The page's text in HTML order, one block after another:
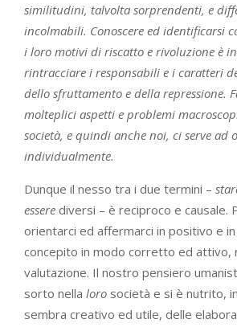
similitudini, talvolta sorprendenti, e
incolmabili. Conoscere ed identificarsi
i loro motivi di riscatto e rivoluzione è
rintracciare i responsabili e i caratteri
dello sfruttamento e della repressione.
molteplici aspetti e problemi
società, e quindi anche noi, ci serve ad
individualmente.
Dunque il nesso tra i due termini –
essere diversi – è reciproco e causale.
orientarci ed affermarci in positivo e
concepito in modo corretto ed attivo,
valutazione. Il nostro pensiero
sorto nella loro società e si è nutrito,
sembra creativo ed utile, delle